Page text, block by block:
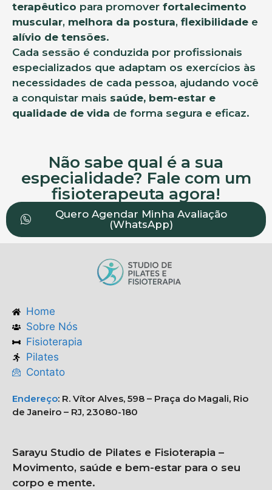
terapêutico para promover fortalecimento
muscular, melhora da postura, flexibilidade e
alívio de tensões.
Cada sessão é conduzida por profissionais
especializados que adaptam os exercícios às
necessidades de cada pessoa, ajudando você
a conquistar mais saúde, bem-estar e
qualidade de vida de forma segura e eficaz.
Não sabe qual é a sua
especialidade? Fale com um
fisioterapeuta agora!
Quero Agendar Minha Avaliação
(WhatsApp)
Home
Sobre Nós
Fisioterapia
Pilates
Contato
Endereço: R. Vítor Alves, 598 – Praça do Magali, Rio
de Janeiro – RJ, 23080-180
Sarayu Studio de Pilates e Fisioterapia –
Movimento, saúde e bem-estar para o seu
corpo e mente.